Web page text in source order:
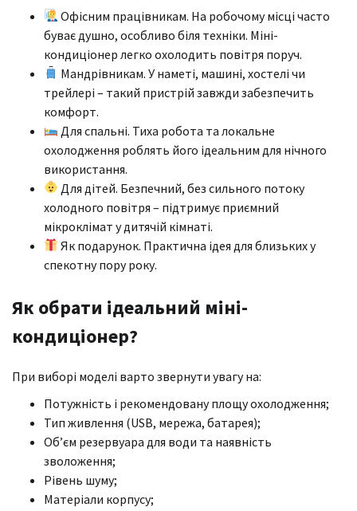
Офісним працівникам. На робочому місці часто
буває душно, особливо біля техніки. Міні-
кондиціонер легко охолодить повітря поруч.
Мандрівникам. У наметі, машині, хостелі чи
трейлері – такий пристрій завжди забезпечить
комфорт.
Для спальні. Тиха робота та локальне
охолодження роблять його ідеальним для нічного
використання.
Для дітей. Безпечний, без сильного потоку
холодного повітря – підтримує приємний
мікроклімат у дитячій кімнаті.
Як подарунок. Практична ідея для близьких у
спекотну пору року.
Як обрати ідеальний міні-
кондиціонер?
При виборі моделі варто звернути увагу на:
Потужність і рекомендовану площу охолодження;
Тип живлення (USB, мережа, батарея);
Об’єм резервуара для води та наявність
зволоження;
Рівень шуму;
Матеріали корпусу;